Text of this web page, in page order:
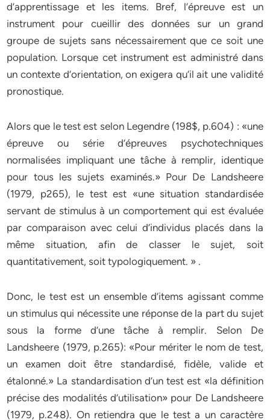
d’apprentissage et les items. Bref, l’épreuve est un
instrument pour cueillir des données sur un grand
groupe de sujets sans nécessairement que ce soit une
population. Lorsque cet instrument est administré dans
un contexte d’orientation, on exigera qu’il ait une validité
pronostique.
Alors que le test est selon Legendre (198$, p.604) : «une
épreuve ou série d’épreuves psychotechniques
normalisées impliquant une tâche à remplir, identique
pour tous les sujets examinés.» Pour De Landsheere
(1979, p265), le test est «une situation standardisée
servant de stimulus à un comportement qui est évaluée
par comparaison avec celui d’individus placés dans la
même situation, afin de classer le sujet, soit
quantitativement, soit typologiquement. » .
Donc, le test est un ensemble d’items agissant comme
un stimulus qui nécessite une réponse de la part du sujet
sous la forme d’une tâche à remplir. Selon De
Landsheere (1979, p.265): «Pour mériter le nom de test,
un examen doit être standardisé, fidèle, valide et
étalonné.» La standardisation d’un test est «la définition
précise des modalités d’utilisation» pour De Landsheere
(1979, p.248). On retiendra que le test a un caractère